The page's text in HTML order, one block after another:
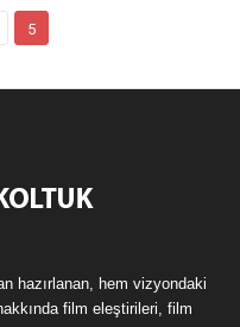
5
hazırlanan, hem vizyondaki
film eleştirileri, film